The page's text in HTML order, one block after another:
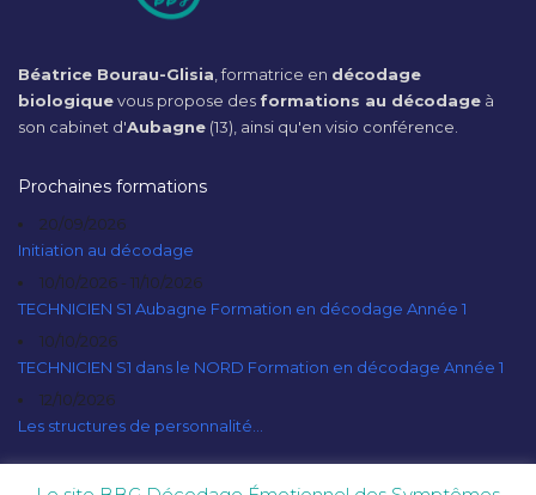
Béatrice Bourau-Glisia, formatrice en décodage
biologiquevous propose des formations au décodage à
son cabinet d'Aubagne (13), ainsi qu'en visio conférence.
Prochaines formations
20/09/2026
Initiation au décodage
10/10/2026 - 11/10/2026
TECHNICIEN S1 Aubagne Formation en décodage Année 1
10/10/2026
TECHNICIEN S1 dans le NORD Formation en décodage Année 1
12/10/2026
Les structures de personnalité...